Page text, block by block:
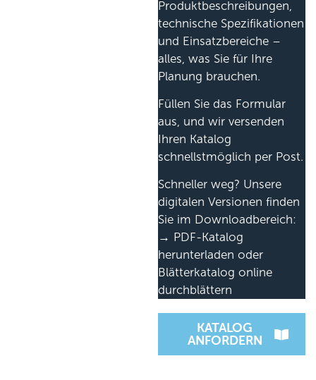
Produktbeschreibungen,
technische Spezifikationen
und Einsatzbereiche –
alles, was Sie für Ihre
Planung brauchen.
Füllen Sie das Formular
aus, und wir versenden
Ihren Katalog
schnellstmöglich per Post.
Schneller weg? Unsere
digitalen Versionen finden
Sie im Downloadbereich:
→ PDF-Katalog
herunterladen oder
Blätterkatalog online
durchblättern
KATALOG
ANFORDERN